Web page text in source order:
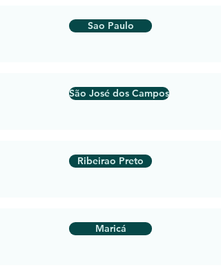
Sao Paulo
São José dos Campos
Ribeirao Preto
Maricá